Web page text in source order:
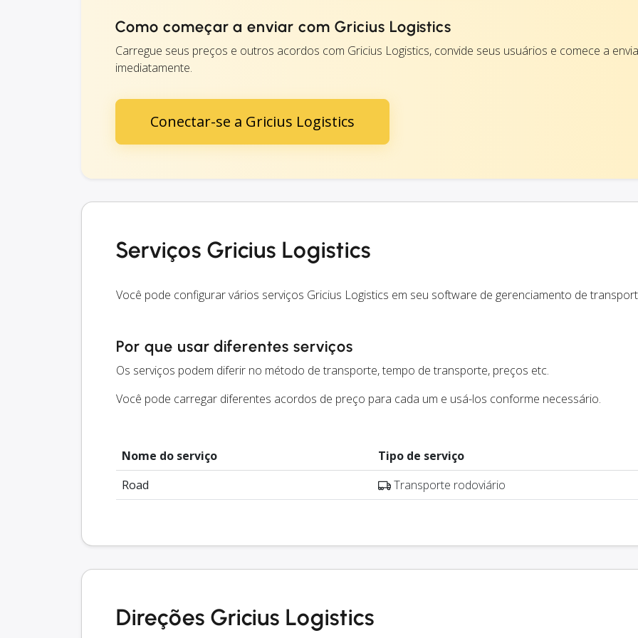
Como começar a enviar com Gricius Logistics
Carregue seus preços e outros acordos com Gricius Logistics, convide seus usuários e comece a
imediatamente.
Conectar-se a Gricius Logistics
Serviços Gricius Logistics
Você pode configurar vários serviços Gricius Logistics em seu software de gerenciamento de
Por que usar diferentes serviços
Os serviços podem diferir no método de transporte, tempo de transporte, preços etc.
Você pode carregar diferentes acordos de preço para cada um e usá-los conforme necessário.
Nome do serviço
Tipo de serviço
Road
Transporte rodoviário
Direções Gricius Logistics